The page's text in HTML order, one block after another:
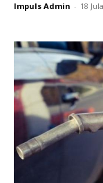
Impuls Admin - 18